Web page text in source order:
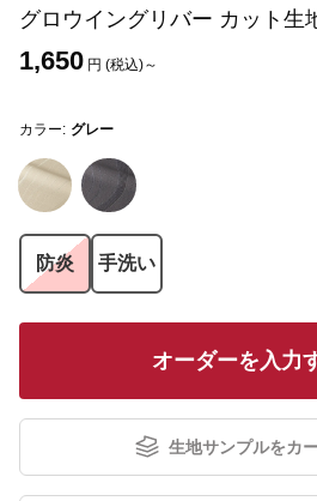
グロウイングリバー カット生
1,650 円 (税込)～
カラー: グレー
防炎 手洗い
オーダーを入力
生地サンプルをカ